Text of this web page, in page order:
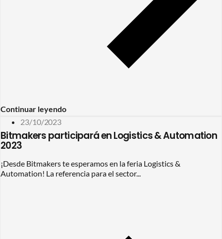
Continuar leyendo
23/10/2023
Bitmakers participará en Logistics & Automation
2023
¡Desde Bitmakers te esperamos en la feria Logistics &
Automation! La referencia para el sector...